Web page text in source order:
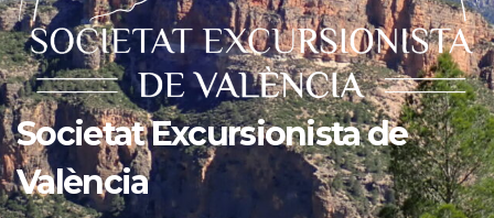
Societat Excursionista de
València